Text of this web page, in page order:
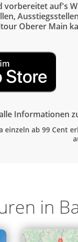
auf's
Oberer Main
Informationen
einzeln ab 99 Cent
in